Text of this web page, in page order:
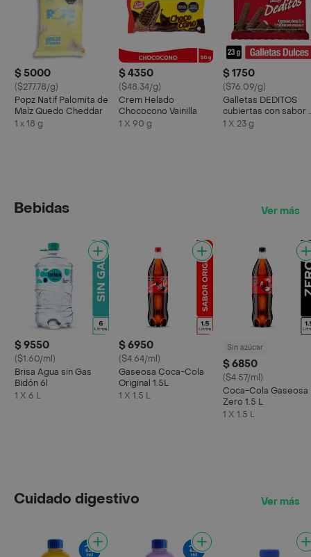
$ 5000
($277.78/g)
Popz Natif Palomita de
Maíz Quedo Cheddar
1 x 18 g
$ 4350
($48.34/g)
Crem Helado
Chococono Vainilla
1 X 90 g
$ 1750
($76.09/g)
Galletas DEDITOS
cubiertas con sabor
chocolate x 23g
1 X 23 g
Bebidas Ver más
$ 9550
($1.60/ml)
Brisa Agua sin Gas
Bidón 6l
1 X 6 L
$ 6950
($4.64/ml)
Gaseosa Coca-Cola
Original 1.5L
1 X 1.5 L
Sin azúcar
$ 6850
($4.57/ml)
Coca-Cola Gaseosa
Zero 1.5 L
1 X 1.5 L
Cuidado digestivo Ver más